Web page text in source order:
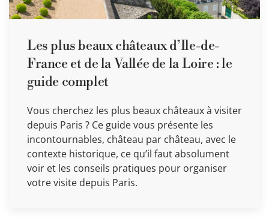
Les plus beaux châteaux d’Ile-de-
France et de la Vallée de la Loire : le
guide complet
Vous cherchez les plus beaux châteaux à visiter
depuis Paris ? Ce guide vous présente les
incontournables, château par château, avec le
contexte historique, ce qu’il faut absolument
voir et les conseils pratiques pour organiser
votre visite depuis Paris.